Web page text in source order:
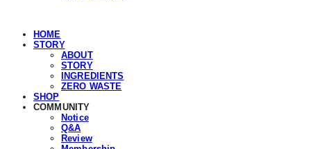
HOME
STORY
ABOUT
STORY
INGREDIENTS
ZERO WASTE
SHOP
COMMUNITY
Notice
Q&A
Review